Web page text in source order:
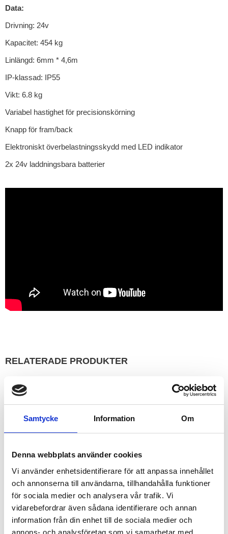
Samtycke Information Om
Denna webbplats använder cookies
Vi använder enhetsidentifierare för att anpassa innehållet
och annonserna till användarna, tillhandahålla funktioner
för sociala medier och analysera vår trafik. Vi
vidarebefordrar även sådana identifierare och annan
information från din enhet till de sociala medier och
annons- och analysföretag som vi samarbetar med.
Data:
Drivning: 24v
Kapacitet: 454 kg
Linlängd: 6mm * 4,6m
IP-klassad: IP55
Vikt: 6.8 kg
Variabel hastighet för precisionskörning
Knapp för fram/back
Elektroniskt överbelastningsskydd med LED indikator
2x 24v laddningsbara batterier
RELATERADE PRODUKTER
VINSCH PULLZALL 230V
Pullzall, en liten smidig winch
FRAKTFRITT INOM SVERIGE
VINSCH PULLEYMAN
PULLEY-MAN Portabel
minivinsch | Kapacitet
300/600kg*
FRAKTFRITT INOM SVERIGE